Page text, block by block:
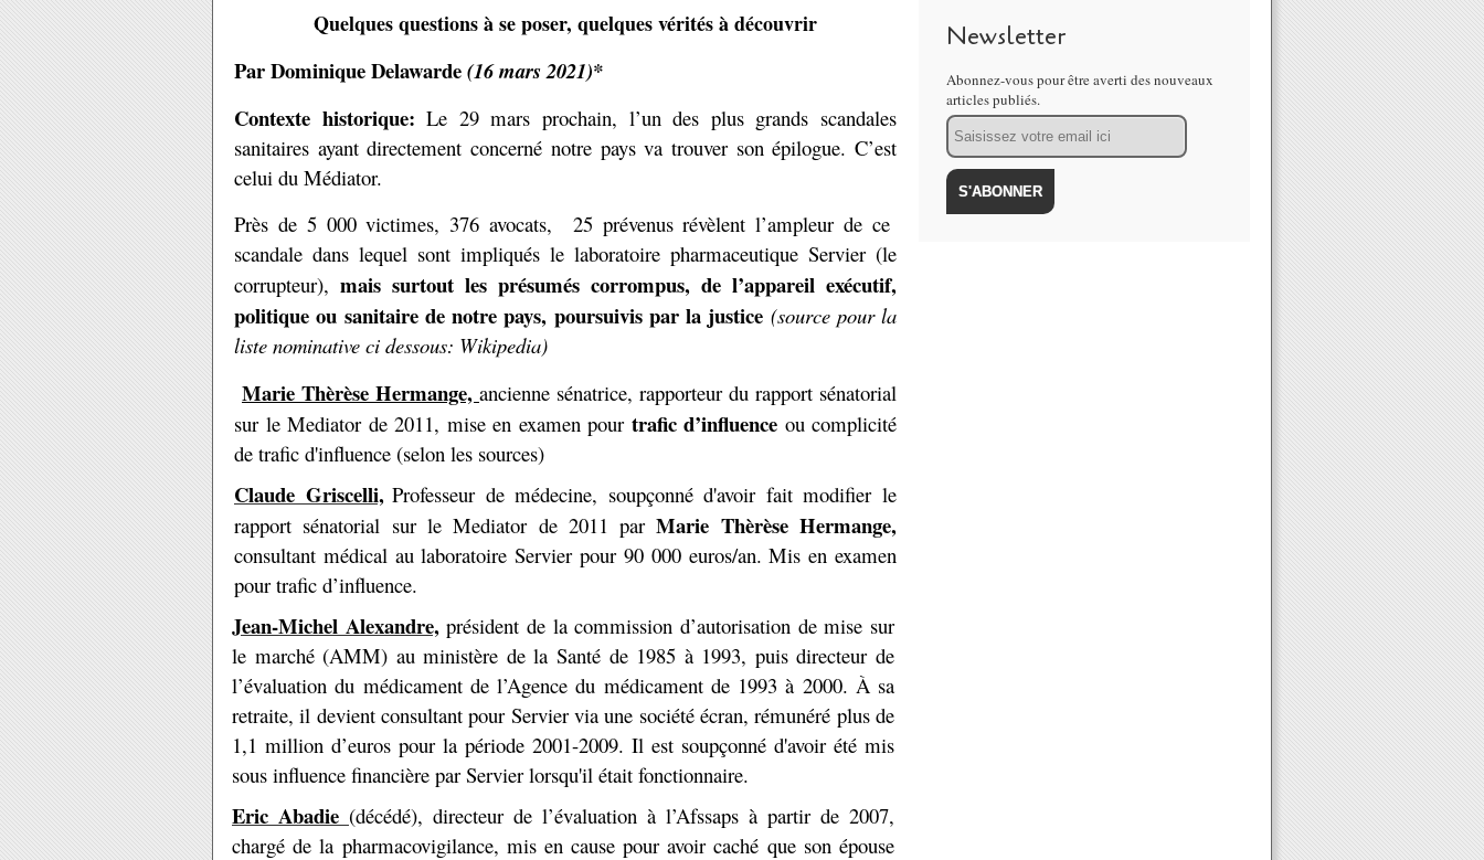
Quelques questions à se poser, quelques vérités à découvrir
Par Dominique Delawarde(16 mars 2021)*
Contexte historique:Le 29 mars prochain, l’un des plus grands scandales
sanitaires ayant directement concerné notre pays va trouver son épilogue. C’est
celui du Médiator.
Près de 5 000 victimes, 376 avocats, 25 prévenus révèlent l’ampleur de ce
scandale dans lequel sont impliqués le laboratoire pharmaceutique Servier (le
corrupteur), mais surtout les présumés corrompus, de l’appareil exécutif,
politique ou sanitaire de notre pays, poursuivis par la justice (source pour la
liste nominative ci dessous: Wikipedia)
Marie Thèrèse Hermange, ancienne sénatrice, rapporteur du rapport sénatorial
sur le Mediator de 2011, mise en examen pour trafic d’influence ou complicité
de trafic d'influence (selon les sources)
Claude Griscelli, Professeur de médecine, soupçonné d'avoir fait modifier le
rapport sénatorial sur le Mediator de 2011 parMarie Thèrèse Hermange,
consultant médical au laboratoire Servier pour 90 000 euros/an. Mis en examen
pour trafic d’influence.
Jean-Michel Alexandre,président de la commission d’autorisation de mise sur
le marché (AMM) au ministère de la Santé de 1985 à 1993, puis directeur de
l’évaluation du médicament de l’Agence du médicament de 1993 à 2000. À sa
retraite, il devient consultant pour Servier via une société écran, rémunéré plus de
1,1 million d’euros pour la période 2001-2009. Il est soupçonné d'avoir été mis
sous influence financière par Servier lorsqu'il était fonctionnaire.
Eric Abadie (décédé), directeur de l’évaluation à l’Afssaps à partir de 2007,
chargé de la pharmacovigilance, mis en cause pour avoir caché que son épouse
Newsletter
Abonnez-vous pour être averti des nouveaux
articles publiés.
Email